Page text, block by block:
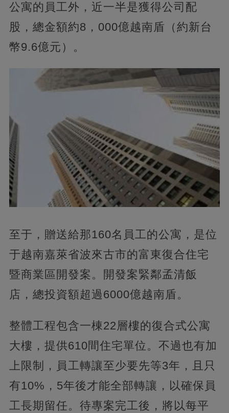
公寓的員工外，近一半是獲得公司配
股，總金額約8，000億越南盾（約新台
幣9.6億元）。
至于，贈送給那160名員工的公寓，是位
于越南嘉萊省波來古市的富東復合住宅
暨商業區開發案。開發案緊鄰孟清飯
店，總投資額超過6000億越南盾。
整體工程包含一棟22層樓的復合式公寓
大樓，提供610間住宅單位。不過也有加
上限制，員工轉讓至少要先等3年，且只
有10%，5年後才能全部轉讓，以確保員
工長期留任。待專案完工後，將以每平